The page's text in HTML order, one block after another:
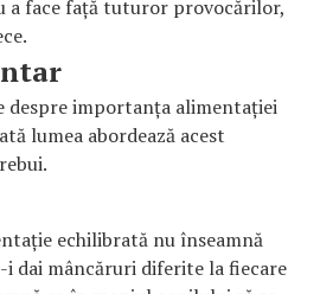
a face față tuturor provocărilor,
despre importanța alimentației
lumea abordează acest
echilibrată nu înseamnă
i dai mâncăruri diferite la fiecare